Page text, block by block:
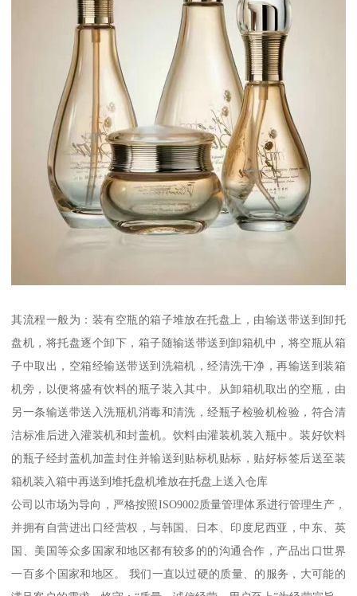
其流程一般为：装有空瓶的箱子堆放在托盘上，由输送带送到卸托
盘机，将托盘逐个卸下，箱子随输送带送到卸箱机中，将空瓶从箱
子中取出，空箱经输送带送到洗箱机，经清洗干净，再输送到装箱
机旁，以便将盛有饮料的瓶子装入其中。从卸箱机取出的空瓶，由
另一条输送带送入洗瓶机消毒和清洗，经瓶子检验机检验，符合清
洁标准后进入灌装机和封盖机。饮料由灌装机装入瓶中。装好饮料
的瓶子经封盖机加盖封住并输送到贴标机贴标，贴好标签后送至装
箱机装入箱中再送到堆托盘机堆放在托盘上送入仓库
公司以市场为导向，严格按照ISO9002质量管理体系进行管理生产，
并拥有自营进出口经营权，与韩国、日本、印度尼西亚，中东、英
国、美国等众多国家和地区都有较多的的沟通合作，产品出口世界
一百多个国家和地区。 我们一直以过硬的质量、的服务，大可能的